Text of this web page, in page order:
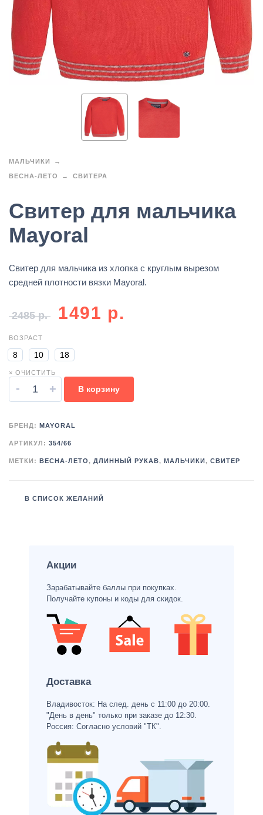
МАЛЬЧИКИ
ВЕСНА-ЛЕТО СВИТЕРА
Свитер для мальчика
Mayoral
Свитер для мальчика из хлопка с круглым вырезом
средней плотности вязки Mayoral.
2485р. 1491 р.
ВОЗРАСТ
8 10 18
× ОЧИСТИТЬ
- + В корзину
БРЕНД: MAYORAL
АРТИКУЛ: 354/66
МЕТКИ: ВЕСНА-ЛЕТО, ДЛИННЫЙ РУКАВ, МАЛЬЧИКИ , СВИТЕР
В СПИСОК ЖЕЛАНИЙ
Акции
Зарабатывайте баллы при покупках.
Получайте купоны и коды для скидок.
Доставка
Владивосток: На след. день с 11:00 до 20:00.
"День в день" только при заказе до 12:30.
Россия: Согласно условий "ТК".